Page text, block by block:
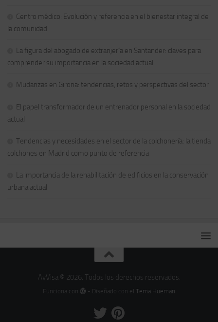
Centro médico: Evolución y referencia en el bienestar integral de
la comunidad
La figura del abogado de extranjería en Santander: claves para
comprender su importancia en la sociedad actual
Mudanzas en Girona: tendencias, retos y perspectivas del sector
El papel transformador de un entrenador personal en la sociedad
actual
Tendencias y necesidades en el sector de la colchonería: la tienda
colchones en Madrid como punto de referencia
La importancia de la rehabilitación de edificios en la conservación
urbana actual
AyVisa © 2026. Todos los derechos reservados.
Funciona con - Diseñado con elTema Hueman